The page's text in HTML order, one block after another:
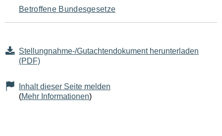
Betroffene Bundesgesetze
Stellungnahme-/Gutachtendokument herunterladen
(PDF)
Inhalt dieser Seite melden
(Mehr Informationen)